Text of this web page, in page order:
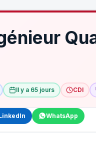
Il y a 65 jours CDI
WhatsApp